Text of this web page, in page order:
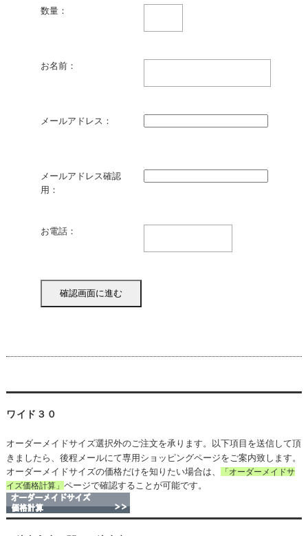
数量：
お名前：
メールアドレス：
メールアドレス確認
用：
お電話：
ワイド３０
オーダーメイドサイズ選択外のご注文を承ります。以下項目を送信して頂
きましたら、後程メールにて専用ショッピングページをご案内致します。
オーダーメイドサイズの価格だけを知りたい場合は、
「オーダーメイドサ
イズ価格計算」 ページで確認することが可能です。